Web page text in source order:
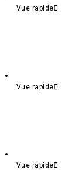
Vue rapide
Vue rapide
Vue rapide